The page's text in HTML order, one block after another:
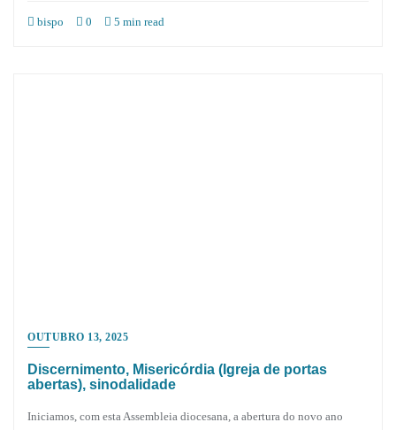
bispo 0 5 min read
OUTUBRO 13, 2025
Discernimento, Misericórdia (Igreja de portas
abertas), sinodalidade
Iniciamos, com esta Assembleia diocesana, a abertura do novo ano